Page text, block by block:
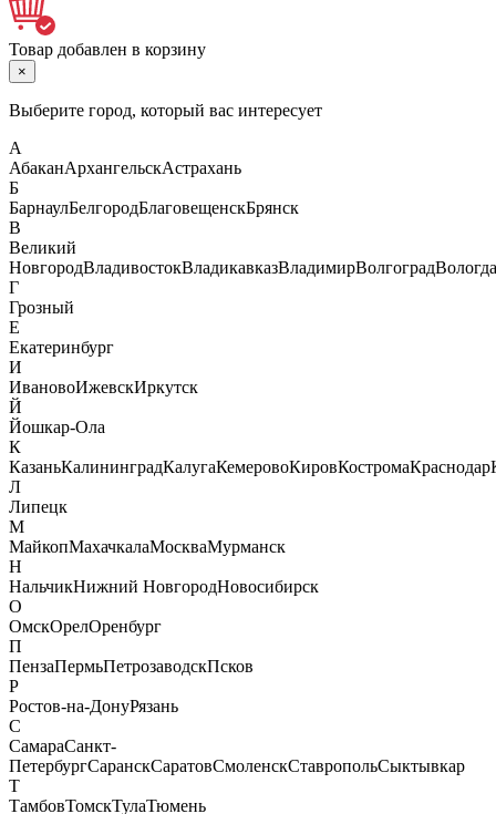
Товар добавлен в корзину
×
Выберите город, который вас интересует
А
АбаканАрхангельскАстрахань
Б
БарнаулБелгородБлаговещенскБрянск
В
Великий
НовгородВладивостокВладикавказВладимирВолгоградВологда
Г
Грозный
Е
Екатеринбург
И
ИвановоИжевскИркутск
Й
Йошкар-Ола
К
КазаньКалининградКалугаКемеровоКировКостромаКраснодар
Л
Липецк
М
МайкопМахачкалаМоскваМурманск
Н
НальчикНижний НовгородНовосибирск
О
ОмскОрелОренбург
П
ПензаПермьПетрозаводскПсков
Р
Ростов-на-ДонуРязань
С
СамараСанкт-
ПетербургСаранскСаратовСмоленскСтавропольСыктывкар
Т
ТамбовТомскТулаТюмень